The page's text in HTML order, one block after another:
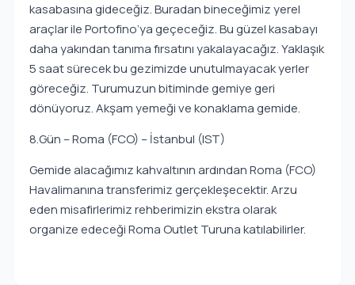
kasabasına gideceğiz. Buradan bineceğimiz yerel
araçlar ile Portofino’ya geçeceğiz. Bu güzel kasabayı
daha yakından tanıma fırsatını yakalayacağız. Yaklaşık
5 saat sürecek bu gezimizde unutulmayacak yerler
göreceğiz. Turumuzun bitiminde gemiye geri
dönüyoruz. Akşam yemeği ve konaklama gemide.
8.Gün – Roma (FCO) – İstanbul (IST)
Gemide alacağımız kahvaltının ardından Roma (FCO)
Havalimanına transferimiz gerçekleşecektir. Arzu
eden misafirlerimiz rehberimizin ekstra olarak
organize edeceği Roma Outlet Turuna katılabilirler.